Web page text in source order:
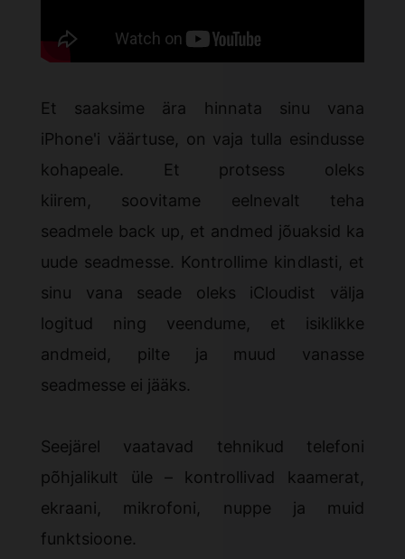
Et saaksime ära hinnata sinu vana
iPhone'i väärtuse, on vaja tulla esindusse
kohapeale. Et protsess oleks
kiirem, soovitame eelnevalt teha
seadmele back up, et andmed jõuaksid ka
uude seadmesse. Kontrollime kindlasti, et
sinu vana seade oleks iCloudist välja
logitud ning veendume, et isiklikke
andmeid, pilte ja muud vanasse
seadmesse ei jääks.
Seejärel vaatavad tehnikud telefoni
põhjalikult üle – kontrollivad kaamerat,
ekraani, mikrofoni, nuppe ja muid
funktsioone.